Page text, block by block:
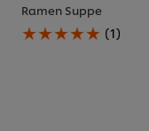
Ramen Suppe
Die
durchschnittliche
(1)